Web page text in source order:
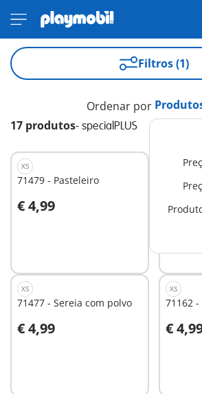
Filtros (1)
17 produtos- specialPLUS
Ordenar por
XS
71479 - Pasteleiro
€ 4,99
Ao carrinho
71161
€ Ao
XS
71477 - Sereia com polvo
€ 4,99
Ao carrinho
XS
71162 -
€ Ao